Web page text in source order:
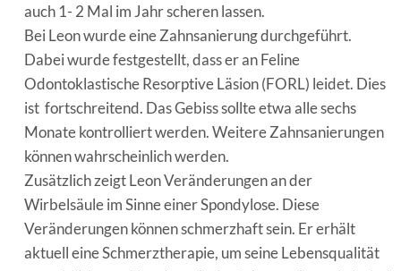
auch 1- 2 Mal im Jahr scheren lassen.
Bei Leon wurde eine Zahnsanierung durchgeführt.
Dabei wurde festgestellt, dass er an Feline
Odontoklastische Resorptive Läsion (FORL) leidet. Dies
ist fortschreitend. Das Gebiss sollte etwa alle sechs
Monate kontrolliert werden. Weitere Zahnsanierungen
können wahrscheinlich werden.
Zusätzlich zeigt Leon Veränderungen an der
Wirbelsäule im Sinne einer Spondylose. Diese
Veränderungen können schmerzhaft sein. Er erhält
aktuell eine Schmerztherapie, um seine Lebensqualität